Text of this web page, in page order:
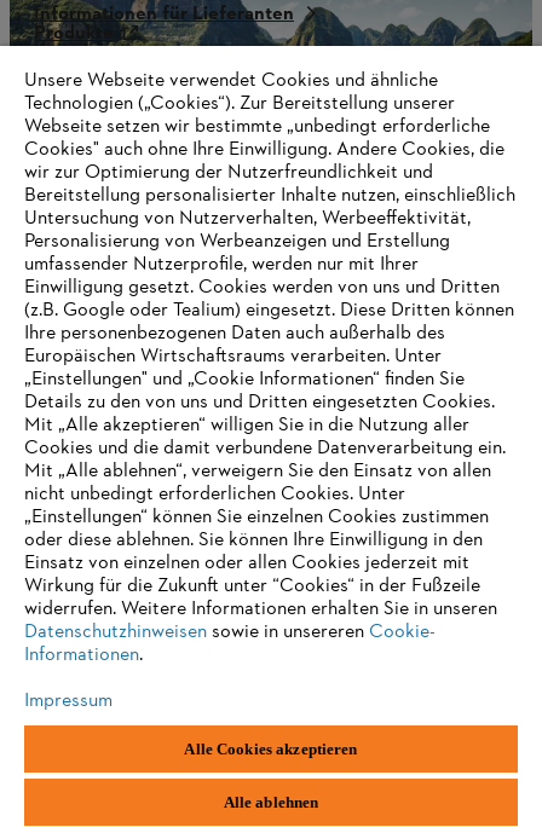
Informationen für Lieferanten
Produkte
Kontakt
Karriere
Hinweisgebersystem
AUSZEICHNUNGEN
Cookie Informationen
ANDREAS STIHL AG & Co. KG ©2022
Unsere Webseite verwendet Cookies und ähnliche
Technologien („Cookies“). Zur Bereitstellung unserer
Webseite setzen wir bestimmte „unbedingt erforderliche
Cookies" auch ohne Ihre Einwilligung. Andere Cookies, die
wir zur Optimierung der Nutzerfreundlichkeit und
Bereitstellung personalisierter Inhalte nutzen, einschließlich
Untersuchung von Nutzerverhalten, Werbeeffektivität,
Personalisierung von Werbeanzeigen und Erstellung
umfassender Nutzerprofile, werden nur mit Ihrer
Einwilligung gesetzt. Cookies werden von uns und Dritten
(z.B. Google oder Tealium) eingesetzt. Diese Dritten können
Ihre personenbezogenen Daten auch außerhalb des
Europäischen Wirtschaftsraums verarbeiten. Unter
„Einstellungen" und „Cookie Informationen“ finden Sie
Details zu den von uns und Dritten eingesetzten Cookies.
Mit „Alle akzeptieren“ willigen Sie in die Nutzung aller
Cookies und die damit verbundene Datenverarbeitung ein.
Mit „Alle ablehnen“, verweigern Sie den Einsatz von allen
nicht unbedingt erforderlichen Cookies. Unter
„Einstellungen“ können Sie einzelnen Cookies zustimmen
oder diese ablehnen. Sie können Ihre Einwilligung in den
Einsatz von einzelnen oder allen Cookies jederzeit mit
Wirkung für die Zukunft unter “Cookies“ in der Fußzeile
widerrufen. Weitere Informationen erhalten Sie in unseren
Datenschutzhinweisensowie in unsereren Cookie-
Informationen.
Impressum
Alle Cookies akzeptieren
Alle ablehnen